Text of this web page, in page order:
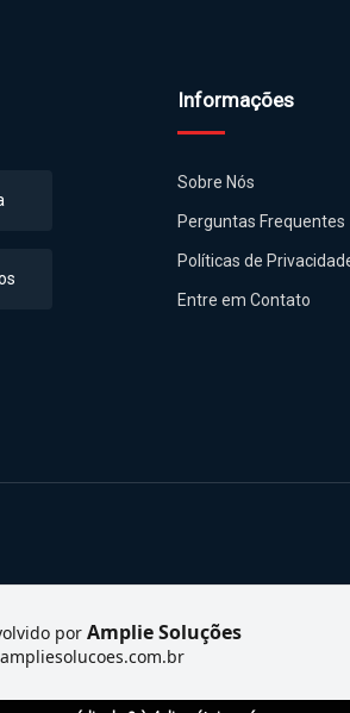
Informações
Sobre Nós
Perguntas Frequentes
Políticas de
Entre em Contato
por Amplie Soluções
ampliesolucoes.com.br